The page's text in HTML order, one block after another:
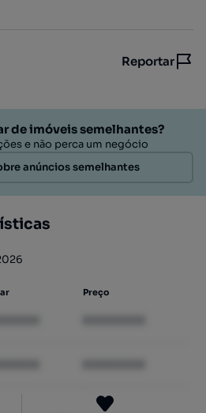
Reportar
de imóveis semelhantes?
e não perca um negócio
anúncios semelhantes
Preço